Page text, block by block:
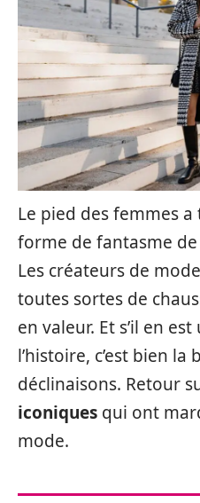
Le pied des femmes
forme de fantasme
Les créateurs de
toutes sortes de
en valeur. Et s’il en
l’histoire, c’est bien
déclinaisons. Retour
iconiques qui ont
mode.